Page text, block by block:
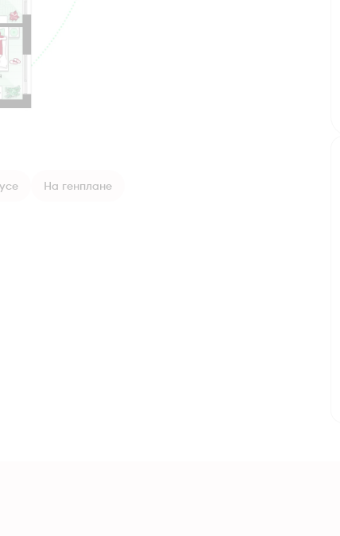
На генплане